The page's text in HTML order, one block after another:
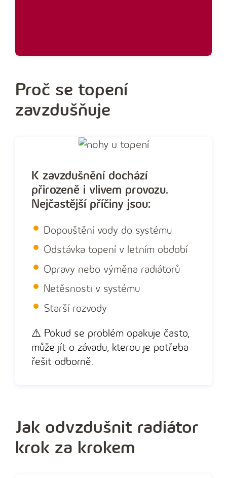
Proč se topení
zavzdušňuje
K zavzdušnění dochází
přirozeně i vlivem provozu.
Nejčastější příčiny jsou:
Dopouštění vody do systému
Odstávka topení v letním období
Opravy nebo výměna radiátorů
Netěsnosti v systému
Starší rozvody
⚠️ Pokud se problém opakuje často,
může jít o závadu, kterou je potřeba
řešit odborně.
Jak odvzdušnit radiátor
krok za krokem